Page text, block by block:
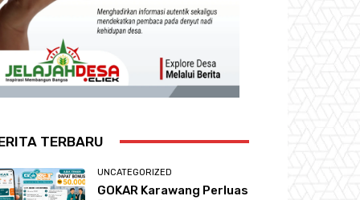
TERBARU
UNCATEGORIZED
GOKAR Karawang Perluas